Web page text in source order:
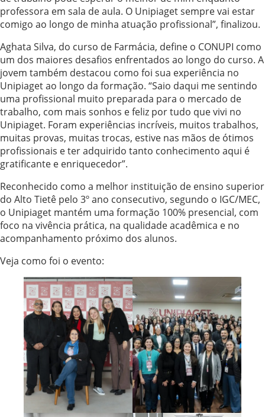
professora em sala de aula. O Unipiaget sempre vai estar
comigo ao longo de minha atuação profissional”, finalizou.
Aghata Silva, do curso de Farmácia, define o CONUPI como
um dos maiores desafios enfrentados ao longo do curso. A
jovem também destacou como foi sua experiência no
Unipiaget ao longo da formação. “Saio daqui me sentindo
uma profissional muito preparada para o mercado de
trabalho, com mais sonhos e feliz por tudo que vivi no
Unipiaget. Foram experiências incríveis, muitos trabalhos,
muitas provas, muitas trocas, estive nas mãos de ótimos
profissionais e ter adquirido tanto conhecimento aqui é
gratificante e enriquecedor”.
Reconhecido como a melhor instituição de ensino superior
do Alto Tietê pelo 3º ano consecutivo, segundo o IGC/MEC,
o Unipiaget mantém uma formação 100% presencial, com
foco na vivência prática, na qualidade acadêmica e no
acompanhamento próximo dos alunos.
Veja como foi o evento: